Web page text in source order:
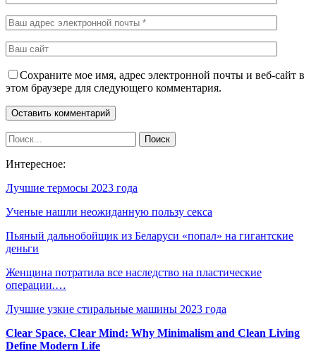
Сохраните мое имя, адрес электронной почты и веб-сайт в
этом браузере для следующего комментария.
Интересное:
Лучшие термосы 2023 года
Ученые нашли неожиданную пользу секса
Пьяный дальнобойщик из Беларуси «попал» на гигантские
деньги
Женщина потратила все наследство на пластические
операции.…
Лучшие узкие стиральные машины 2023 года
Clear Space, Clear Mind: Why Minimalism and Clean Living
Define Modern Life